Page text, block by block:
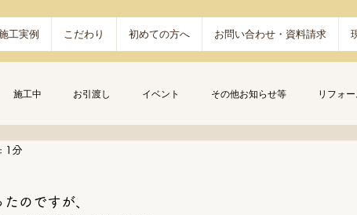
工実例 こだわり 初めての方へ お問い合わせ・資料請求
施工中 お引渡し イベント その他お知らせ等 リフォ
1分
のですが、